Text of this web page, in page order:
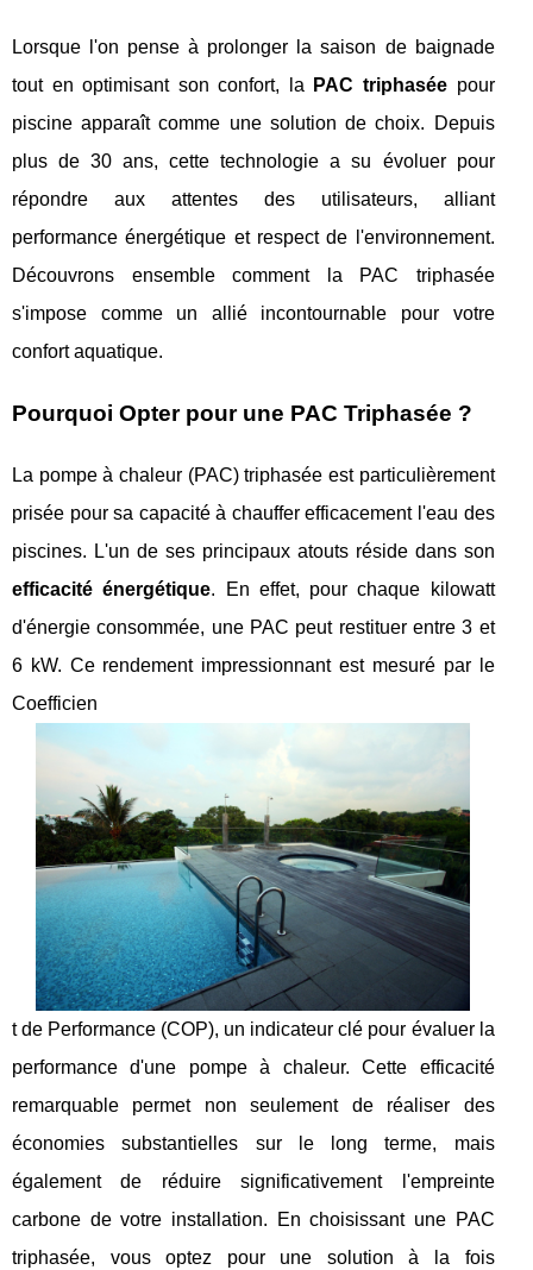
Lorsque l'on pense à prolonger la saison de baignade
tout en optimisant son confort, la PAC triphasée pour
piscine apparaît comme une solution de choix. Depuis
plus de 30 ans, cette technologie a su évoluer pour
répondre aux attentes des utilisateurs, alliant
performance énergétique et respect de l'environnement.
Découvrons ensemble comment la PAC triphasée
s'impose comme un allié incontournable pour votre
confort aquatique.
Pourquoi Opter pour une PAC Triphasée ?
La pompe à chaleur (PAC) triphasée est particulièrement
prisée pour sa capacité à chauffer efficacement l'eau des
piscines. L'un de ses principaux atouts réside dans son
efficacité énergétique. En effet, pour chaque kilowatt
d'énergie consommée, une PAC peut restituer entre 3 et
6 kW. Ce rendement impressionnant est mesuré par le
Coefficien
t de Performance (COP), un indicateur clé pour évaluer la
performance d'une pompe à chaleur. Cette efficacité
remarquable permet non seulement de réaliser des
économies substantielles sur le long terme, mais
également de réduire significativement l'empreinte
carbone de votre installation. En choisissant une PAC
triphasée, vous optez pour une solution à la fois